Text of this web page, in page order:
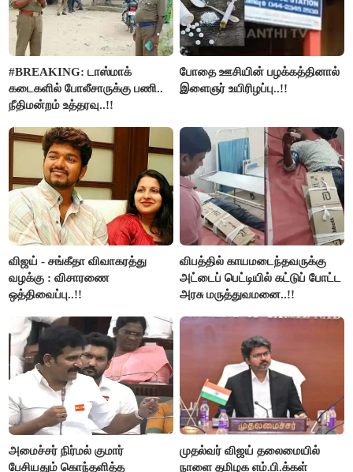
#BREAKING: டாஸ்மாக்
கடைகளில் போலீசாருக்கு பணி..
நீதிமன்றம் உத்தரவு..!!
போதை ஊசியின் பழக்கத்தினால்
இளைஞர் உயிரிழப்பு..!!
விஜய் - சங்கீதா விவாகரத்து
வழக்கு : விசாரணை
ஒத்திவைப்பு..!!
விபத்தில் காயமடைந்தவருக்கு
அட்டைப் பெட்டியில் கட்டுப் போட்ட
அரசு மருத்துவமனை..!!
அமைச்சர் நிர்மல் குமார்
பேசியதும் கொந்தளித்த
முதல்வர் விஜய் தலைமையில்
நாளை தமிழக எம்.பி.க்கள்